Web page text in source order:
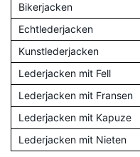
Bikerjacken
Echtlederjacken
Kunstlederjacken
Lederjacken mit Fell
Lederjacken mit Fransen
Lederjacken mit Kapuze
Lederjacken mit Nieten